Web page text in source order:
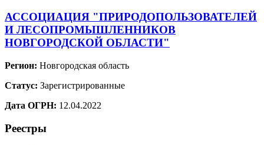
АССОЦИАЦИЯ "ПРИРОДОПОЛЬЗОВАТЕЛЕЙ
И ЛЕСОПРОМЫШЛЕННИКОВ
НОВГОРОДСКОЙ ОБЛАСТИ"
Регион: Новгородская область
Статус: Зарегистрированные
Дата ОГРН: 12.04.2022
Реестры